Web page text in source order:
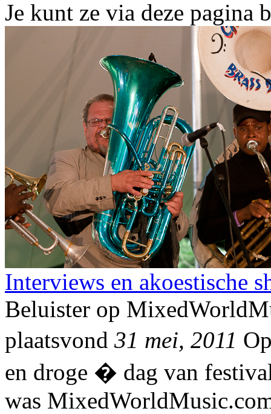
Je kunt ze via deze pagina
Interviews en akoestische
Beluister op
plaatsvond 31 mei, 2011
en droge � dag van
was